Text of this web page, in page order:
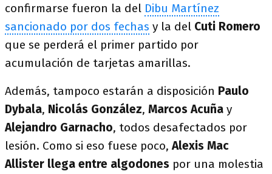
confirmarse fueron la del Dibu Martínez
sancionado por dos fechas y la del Cuti Romero
que se perderá el primer partido por
acumulación de tarjetas amarillas.
Además, tampoco estarán a disposición Paulo
Dybala, Nicolás González, Marcos Acuña y
Alejandro Garnacho, todos desafectados por
lesión. Como si eso fuese poco, Alexis Mac
Allister llega entre algodones por una molestia